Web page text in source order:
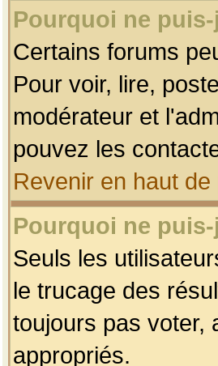
Pourquoi ne
Certains forums
Pour voir, lire,
modérateur et
pouvez les
Revenir en haut de
Pourquoi ne
Seuls les
le trucage des
toujours pas voter,
appropriés.